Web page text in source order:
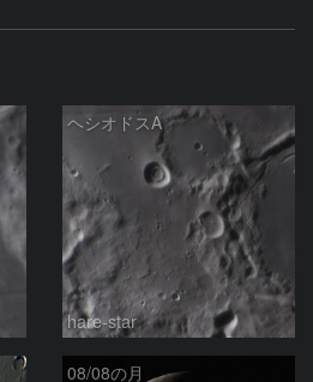
ヘシオドスA
hare-star
08/08の月